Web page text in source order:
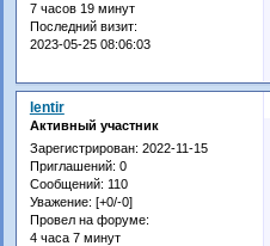
7 часов 19 минут
Последний визит:
2023-05-25 08:06:03
lentir
Активный участник
Зарегистрирован: 2022-11-15
Приглашений: 0
Сообщений: 110
Уважение: [+0/-0]
Провел на форуме:
4 часа 7 минут